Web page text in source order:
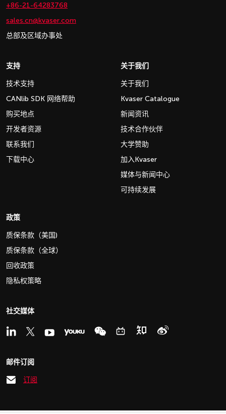
+86-21-64283768
sales.cn@kvaser.com
总部及区域办事处
支持
技术支持
CANlib SDK 网络帮助
购买地点
开发者资源
联系我们
下载中心
关于我们
关于我们
Kvaser Catalogue
新闻资讯
技术合作伙伴
大学赞助
加入Kvaser
媒体与新闻中心
可持续发展
政策
质保条款（美国)
质保条款（全球）
回收政策
隐私权策略
社交媒体
邮件订阅
订阅